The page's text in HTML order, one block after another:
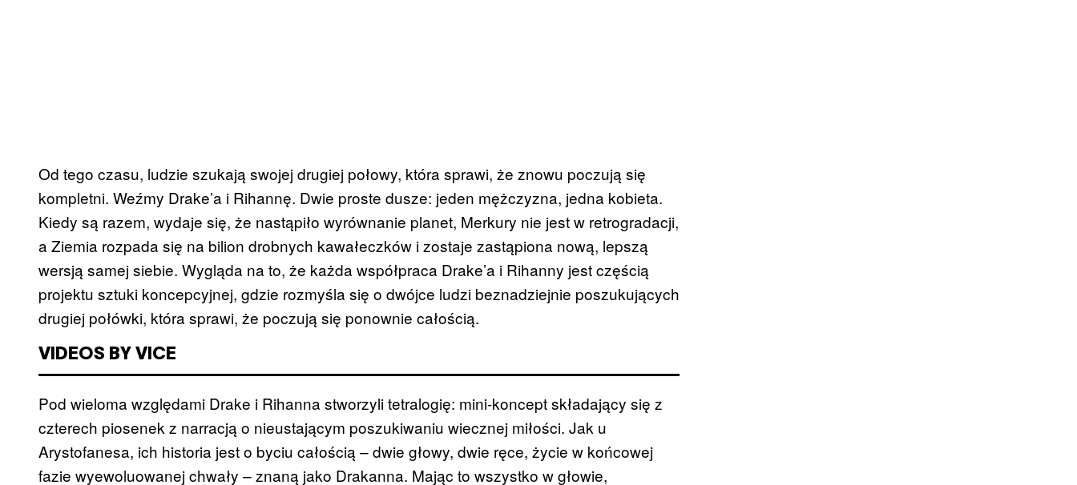
Od tego czasu, ludzie szukają swojej drugiej połowy, która sprawi, że znowu poczują się
kompletni. Weźmy Drake’a i Rihannę. Dwie proste dusze: jeden mężczyzna, jedna kobieta.
Kiedy są razem, wydaje się, że nastąpiło wyrównanie planet, Merkury nie jest w retrogradacji,
a Ziemia rozpada się na bilion drobnych kawałeczków i zostaje zastąpiona nową, lepszą
wersją samej siebie. Wygląda na to, że każda współpraca Drake’a i Rihanny jest częścią
projektu sztuki koncepcyjnej, gdzie rozmyśla się o dwójce ludzi beznadziejnie poszukujących
drugiej połówki, która sprawi, że poczują się ponownie całością.
VIDEOS BY VICE
Pod wieloma względami Drake i Rihanna stworzyli tetralogię: mini-koncept składający się z
czterech piosenek z narracją o nieustającym poszukiwaniu wiecznej miłości. Jak u
Arystofanesa, ich historia jest o byciu całością – dwie głowy, dwie ręce, życie w końcowej
fazie wyewoluowanej chwały – znaną jako Drakanna. Mając to wszystko w głowie,